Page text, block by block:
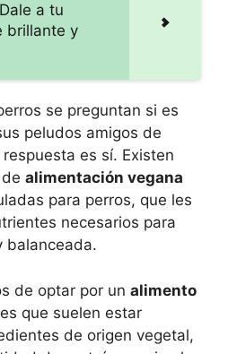
a tu
brillante y
se preguntan si es
peludos amigos de
es sí. Existen
alimentación vegana
para perros, que les
necesarios para
balanceada.
de optar por un alimento
que suelen estar
de origen vegetal,